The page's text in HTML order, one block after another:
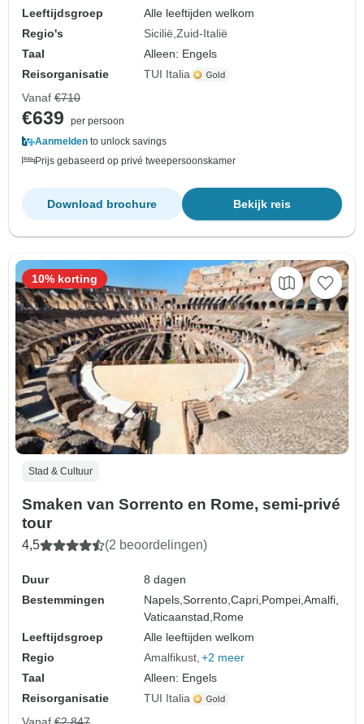
Leeftijdsgroep
Alle leeftijden welkom
Regio's
Sicilië Zuid-Italië
Taal
Alleen: Engels
Reisorganisatie
TUI Italia
Vanaf €710
€639
per persoon
Aanmelden to unlock savings
Prijs gebaseerd op privé tweepersoonskamer
Bekijk reis
Download brochure
Stad & Cultuur
Smaken van Sorrento en Rome, semi-privé
tour
4,5 (2 beoordelingen)
Duur
8 dagen
Bestemmingen
Napels,Sorrento,Capri,Pompei,Amalfi,
Vaticaanstad,Rome
Leeftijdsgroep
Alle leeftijden welkom
Regio
Amalfikust +2 meer
Taal
Alleen: Engels
Reisorganisatie
TUI Italia
10% korting